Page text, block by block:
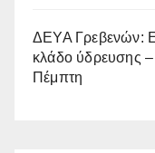
ΔΕΥΑ Γρεβενών:
κλάδο ύδρευσης –
Πέμπτη